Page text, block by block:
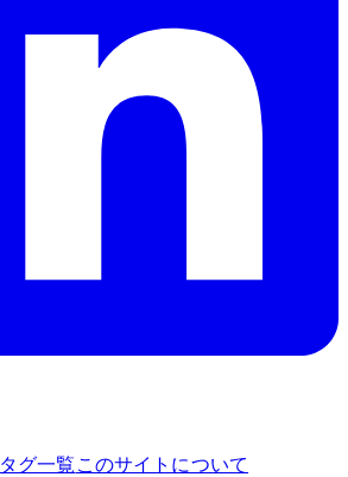
タグ一覧 このサイトについて